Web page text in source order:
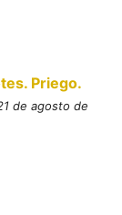
Priego.
de agosto de